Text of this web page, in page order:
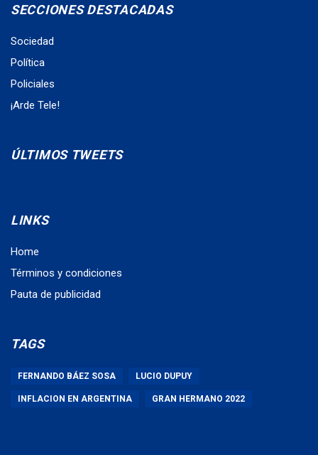
SECCIONES DESTACADAS
Sociedad
Política
Policiales
¡Arde Tele!
ÚLTIMOS TWEETS
LINKS
Home
Términos y condiciones
Pauta de publicidad
TAGS
FERNANDO BÁEZ SOSA LUCIO DUPUY
INFLACION EN ARGENTINA GRAN HERMANO 2022